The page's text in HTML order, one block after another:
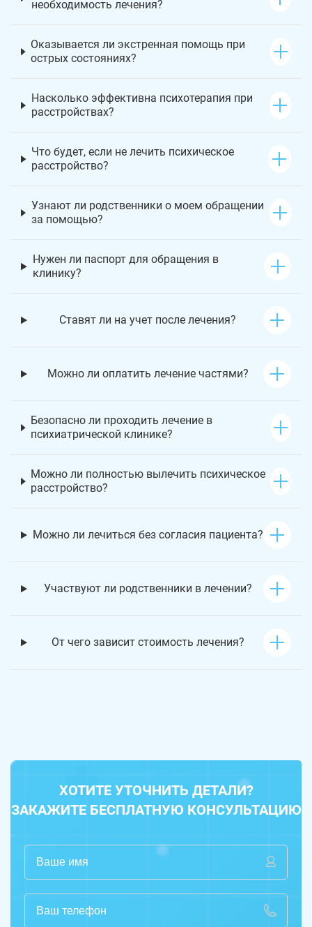
необходимость лечения?
Оказывается ли экстренная помощь при
острых состояниях?
Насколько эффективна психотерапия при
расстройствах?
Что будет, если не лечить психическое
расстройство?
Узнают ли родственники о моем обращении
за помощью?
Нужен ли паспорт для обращения в
клинику?
Ставят ли на учет после лечения?
Можно ли оплатить лечение частями?
Безопасно ли проходить лечение в
психиатрической клинике?
Можно ли полностью вылечить психическое
расстройство?
Можно ли лечиться без согласия пациента?
Участвуют ли родственники в лечении?
От чего зависит стоимость лечения?
ХОТИТЕ УТОЧНИТЬ ДЕТАЛИ?
ЗАКАЖИТЕ БЕСПЛАТНУЮ КОНСУЛЬТАЦИЮ